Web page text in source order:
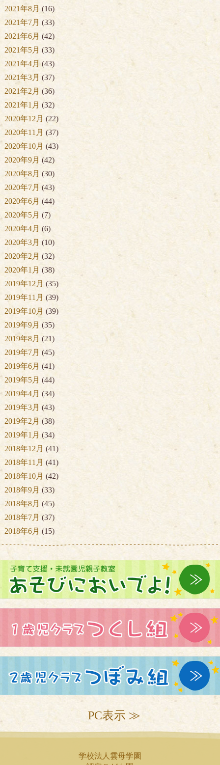
2021年8月 (16)
2021年7月 (33)
2021年6月 (42)
2021年5月 (33)
2021年4月 (43)
2021年3月 (37)
2021年2月 (36)
2021年1月 (32)
2020年12月 (22)
2020年11月 (37)
2020年10月 (43)
2020年9月 (42)
2020年8月 (30)
2020年7月 (43)
2020年6月 (44)
2020年5月 (7)
2020年4月 (6)
2020年3月 (10)
2020年2月 (32)
2020年1月 (38)
2019年12月 (35)
2019年11月 (39)
2019年10月 (39)
2019年9月 (35)
2019年8月 (21)
2019年7月 (45)
2019年6月 (41)
2019年5月 (44)
2019年4月 (34)
2019年3月 (43)
2019年2月 (38)
2019年1月 (34)
2018年12月 (41)
2018年11月 (41)
2018年10月 (42)
2018年9月 (33)
2018年8月 (45)
2018年7月 (37)
2018年6月 (15)
PC表示 ≫
学校法人雲母学園